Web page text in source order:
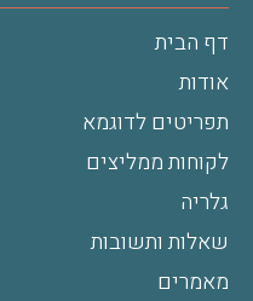
דף הבית
אודות
תפריטים לדוגמא
לקוחות ממליצים
גלריה
שאלות ותשובות
מאמרים